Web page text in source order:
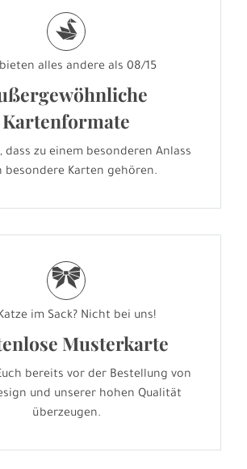
s
alles andere als 08/15
Kartenformate
dass zu einem besonderen Anlass
besondere Karten gehören.
r
im Sack? Nicht bei uns!
Musterkarte
bereits vor der Bestellung von
und unserer hohen Qualität
überzeugen.